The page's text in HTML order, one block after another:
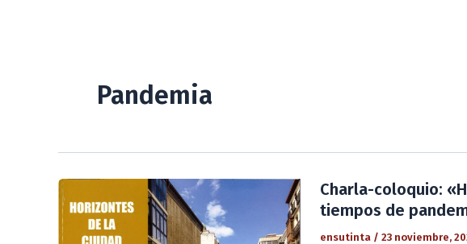
Pandemia
Charla-coloquio:
tiempos de
ensutinta / 23 noviembre,